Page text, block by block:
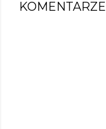
KOMENTARZE